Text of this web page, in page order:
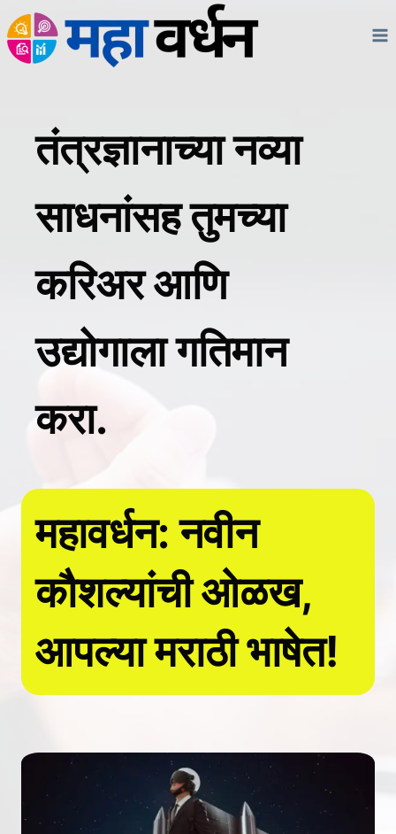
Skip
to
तंत्रज्ञानाच्या नव्या
साधनांसह तुमच्या
करिअर आणि
उद्योगाला गतिमान
करा.
महावर्धन: नवीन
कौशल्यांची ओळख,
आपल्या मराठी भाषेत!